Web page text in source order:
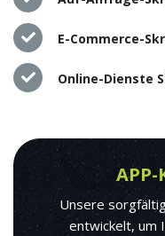
E-Commerce-
Online-Dienste
APP-
Unsere
entwickelt, um